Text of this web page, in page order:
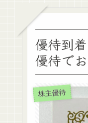
優待到
優待で
株主優待